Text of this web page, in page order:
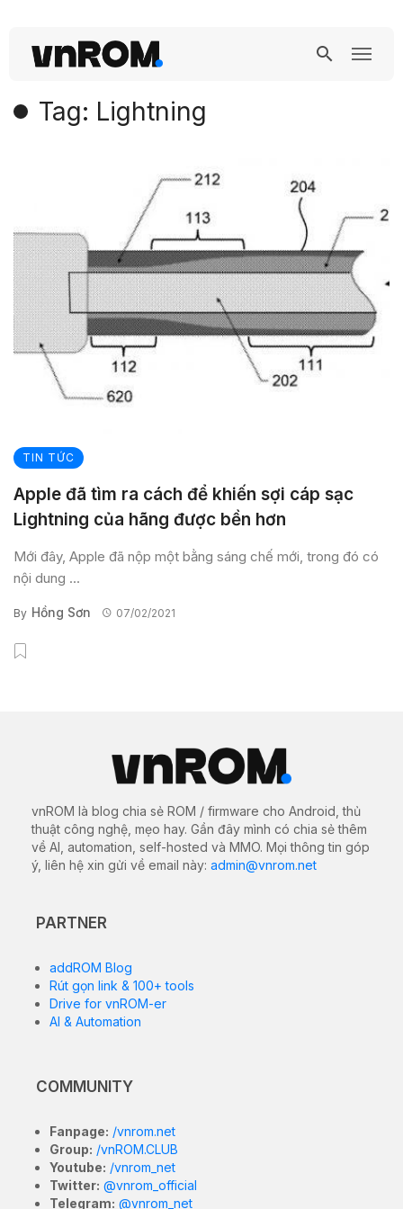
Tag: Lightning
TIN TỨC
Apple đã tìm ra cách để khiến sợi cáp sạc
Lightning của hãng được bền hơn
Mới đây, Apple đã nộp một bằng sáng chế mới, trong đó có
nội dung ...
By Hồng Sơn 07/02/2021
vnROM là blog chia sẻ ROM / firmware cho Android, thủ
thuật công nghệ, mẹo hay. Gần đây mình có chia sẻ thêm
về AI, automation, self-hosted và MMO. Mọi thông tin góp
ý, liên hệ xin gửi về email này: admin@vnrom.net
PARTNER
addROM Blog
Rút gọn link & 100+ tools
Drive for vnROM-er
AI & Automation
COMMUNITY
Fanpage: /vnrom.net
Group: /vnROM.CLUB
Youtube: /vnrom_net
Twitter: @vnrom_official
Telegram: @vnrom_net